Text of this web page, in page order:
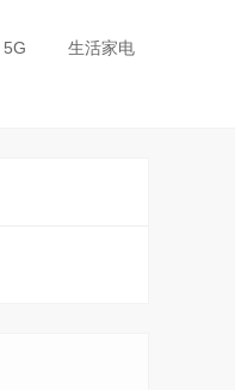
5G 生活家电